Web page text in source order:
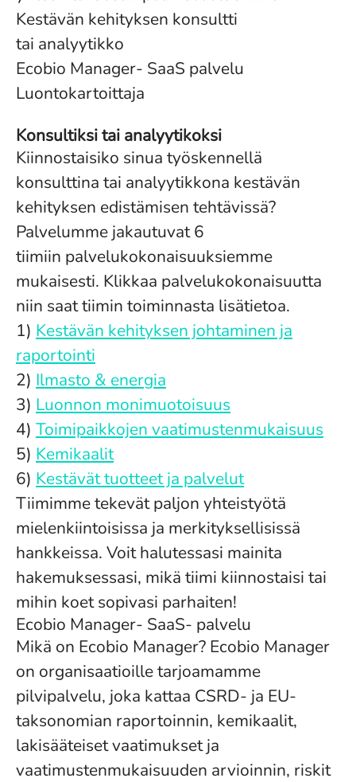
Kestävän kehityksen konsultti
tai analyytikko
Ecobio Manager- SaaS palvelu
Luontokartoittaja
Konsultiksi tai analyytikoksi
Kiinnostaisiko sinua työskennellä
konsulttina tai analyytikkona kestävän
kehityksen edistämisen tehtävissä?
Palvelumme jakautuvat 6
tiimiin palvelukokonaisuuksiemme
mukaisesti. Klikkaa palvelukokonaisuutta
niin saat tiimin toiminnasta lisätietoa.
1) Kestävän kehityksen johtaminen ja
raportointi
2) Ilmasto & energia
3) Luonnon monimuotoisuus
4) Toimipaikkojen vaatimustenmukaisuus
5) Kemikaalit
6) Kestävät tuotteet ja palvelut
Tiimimme tekevät paljon yhteistyötä
mielenkiintoisissa ja merkityksellisissä
hankkeissa. Voit halutessasi mainita
hakemuksessasi, mikä tiimi kiinnostaisi tai
mihin koet sopivasi parhaiten!
Ecobio Manager- SaaS- palvelu
Mikä on Ecobio Manager? Ecobio Manager
on organisaatioille tarjoamamme
pilvipalvelu, joka kattaa CSRD- ja EU-
taksonomian raportoinnin, kemikaalit,
lakisääteiset vaatimukset ja
vaatimustenmukaisuuden arvioinnin, riskit